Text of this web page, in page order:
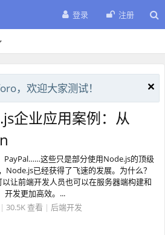
登录 注册
，欢迎大家测试！
企业应用案例：从
这些只是部分使用Node.js的顶级
Node.js已经获得了飞速的发展。为什么？
让前端开发人员也可以在服务器端构建和
开发更加高效。...
| 30.5K 查看 | 后端开发